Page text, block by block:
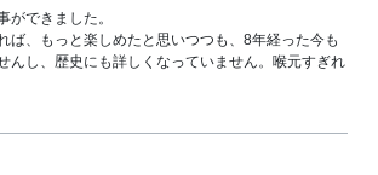
できました。
ば、もっと楽しめたと思いつつも、8年経った今も
んし、歴史にも詳しくなっていません。喉元すぎれ